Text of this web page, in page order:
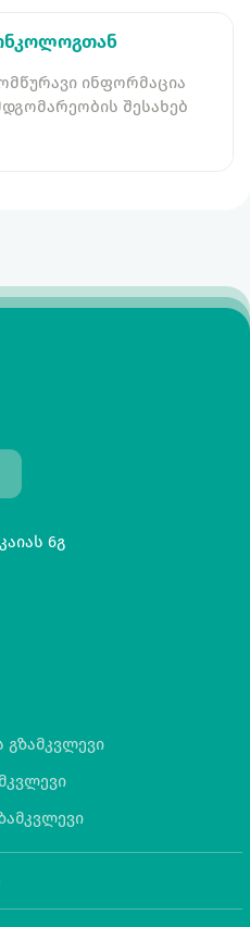
ინფორმაცია
შესახებ
6გ